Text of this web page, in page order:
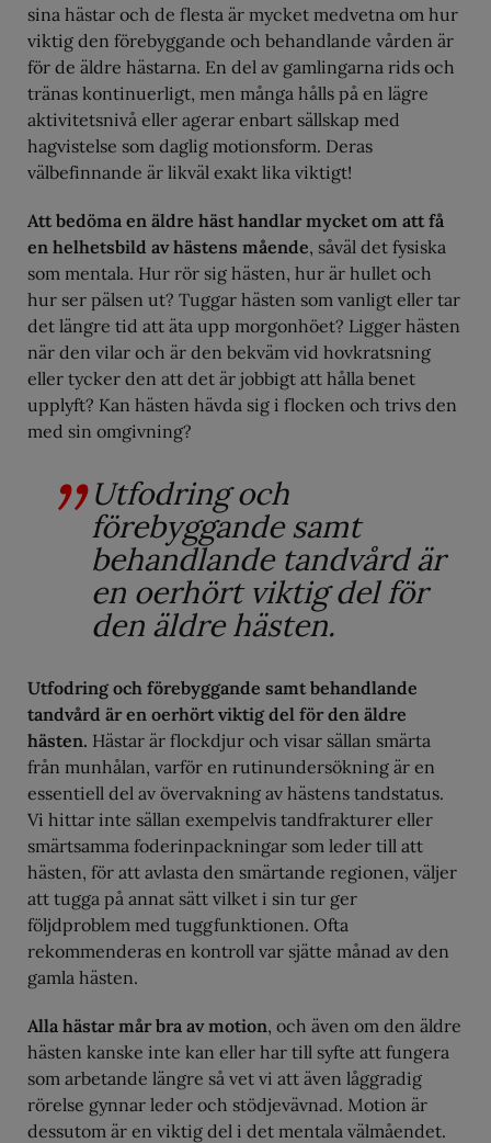
sina hästar och de flesta är mycket medvetna om hur
viktig den förebyggande och behandlande vården är
för de äldre hästarna. En del av gamlingarna rids och
tränas kontinuerligt, men många hålls på en lägre
aktivitetsnivå eller agerar enbart sällskap med
hagvistelse som daglig motionsform. Deras
välbefinnande är likväl exakt lika viktigt!
Att bedöma en äldre häst handlar mycket om att få
en helhetsbild av hästens mående, såväl det fysiska
som mentala. Hur rör sig hästen, hur är hullet och
hur ser pälsen ut? Tuggar hästen som vanligt eller tar
det längre tid att äta upp morgonhöet? Ligger hästen
när den vilar och är den bekväm vid hovkratsning
eller tycker den att det är jobbigt att hålla benet
upplyft? Kan hästen hävda sig i flocken och trivs den
med sin omgivning?
Utfodring och
förebyggande samt
behandlande tandvård är
en oerhört viktig del för
den äldre hästen.
Utfodring och förebyggande samt behandlande
tandvård är en oerhört viktig del för den äldre
hästen. Hästar är flockdjur och visar sällan smärta
från munhålan, varför en rutinundersökning är en
essentiell del av övervakning av hästens tandstatus.
Vi hittar inte sällan exempelvis tandfrakturer eller
smärtsamma foderinpackningar som leder till att
hästen, för att avlasta den smärtande regionen, väljer
att tugga på annat sätt vilket i sin tur ger
följdproblem med tuggfunktionen. Ofta
rekommenderas en kontroll var sjätte månad av den
gamla hästen.
Alla hästar mår bra av motion, och även om den äldre
hästen kanske inte kan eller har till syfte att fungera
som arbetande längre så vet vi att även låggradig
rörelse gynnar leder och stödjevävnad. Motion är
dessutom är en viktig del i det mentala välmåendet.